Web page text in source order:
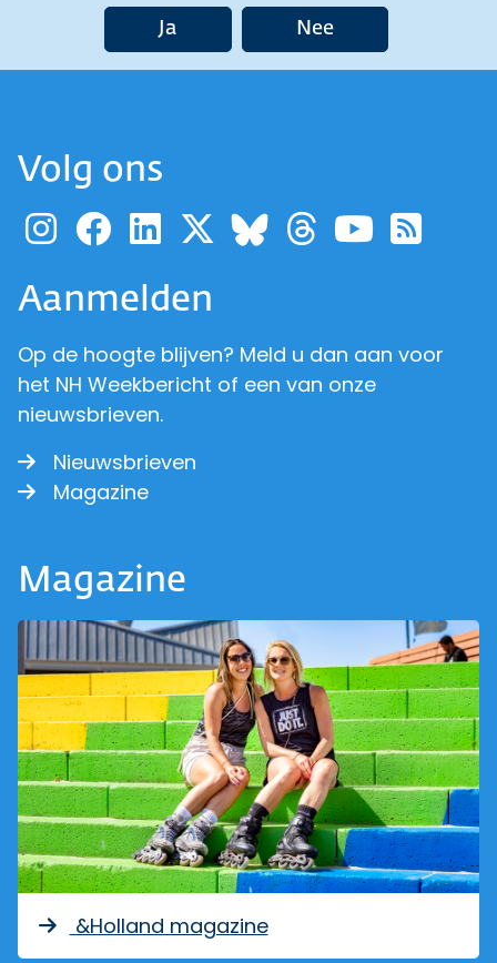
Ja Nee
Volg ons
Ga naar de pagina van
Ga naar de pagina
Ga naar de
Ga naar de
Ga naar de
Ga naar
Ga
Aanmelden
Op de hoogte blijven? Meld u dan aan voor
het NH Weekbericht of een van onze
nieuwsbrieven.
Nieuwsbrieven
Magazine
Magazine
&Holland magazine